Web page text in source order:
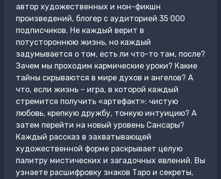
автор художественных и нон-фикшн
произведений, блогер с аудиторией 35 000
подписчиков. Не каждый верит в
потустороннюю жизнь, но каждый
задумывается о том, есть ли что-то там, после?
Зачем мы проходим кармические уроки? Какие
тайны скрываются в мире духов и ангелов? А
что, если жизнь – игра, в которой каждый
стремится получить «артефакт»: чистую
любовь, крепкую дружбу, тонкую интуицию? А
затем перейти на новый уровень Сансары?
Каждый рассказ в захватывающей
художественной форме раскрывает целую
палитру мистических и загадочных явлений. Вы
узнаете расшифровку знаков Таро и секреты,